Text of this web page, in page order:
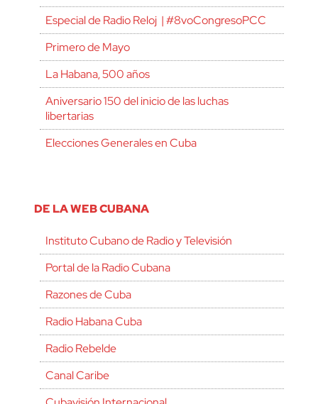
Especial de Radio Reloj | #8voCongresoPCC
Primero de Mayo
La Habana, 500 años
Aniversario 150 del inicio de las luchas
libertarias
Elecciones Generales en Cuba
DE LA WEB CUBANA
Instituto Cubano de Radio y Televisión
Portal de la Radio Cubana
Razones de Cuba
Radio Habana Cuba
Radio Rebelde
Canal Caribe